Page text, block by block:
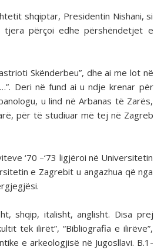
shqiptar, Presidentin Nishani, si
tjera përçoi edhe përshëndetjet e
Skënderbeu”, dhe ai me lot në
Deri në fund ai u ndje krenar për
u lind në Arbanas të Zarës,
për të studiuar më tej në Zagreb
‘70 –‘73 ligjëroi në Universitetin
e Zagrebit u angazhua që nga
shqip, italisht, anglisht. Disa prej
tek ilirët”, “Bibliografia e ilirëve”,
e arkeologjisë në Jugosllavi. B.1-